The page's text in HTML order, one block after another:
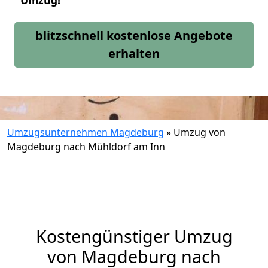
blitzschnell kostenlose Angebote
erhalten
Umzugsunternehmen Magdeburg » Umzug von
Magdeburg nach Mühldorf am Inn
Kostengünstiger Umzug
von Magdeburg nach